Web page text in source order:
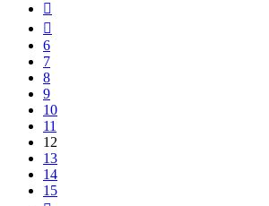
6
7
8
9
10
11
12
13
14
15